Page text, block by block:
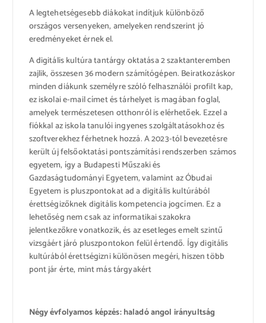
A legtehetségesebb diákokat indítjuk különböző
országos versenyeken, amelyeken rendszerint jó
eredményeket érnek el.
A digitális kultúra tantárgy oktatása 2 szaktanteremben
zajlik, összesen 36 modern számítógépen. Beiratkozáskor
minden diákunk személyre szóló felhasználói profilt kap,
ez iskolai e-mail címet és tárhelyet is magában foglal,
amelyek természetesen otthonról is elérhetőek. Ezzel a
fiókkal az iskola tanulói ingyenes szolgáltatásokhoz és
szoftverekhez férhetnek hozzá. A 2023-tól bevezetésre
került új felsőoktatási pontszámítási rendszerben számos
egyetem, így a Budapesti Műszaki és
Gazdaságtudományi Egyetem, valamint az Óbudai
Egyetem is pluszpontokat ad a digitális kultúrából
érettségizőknek digitális kompetencia jogcímen. Ez a
lehetőség nem csak az informatikai szakokra
jelentkezőkre vonatkozik, és az esetleges emelt szintű
vizsgáért járó pluszpontokon felül értendő. Így digitális
kultúrából érettségizni különösen megéri, hiszen több
pont jár érte, mint más tárgyakért
Négy évfolyamos képzés: haladó angol irányultság